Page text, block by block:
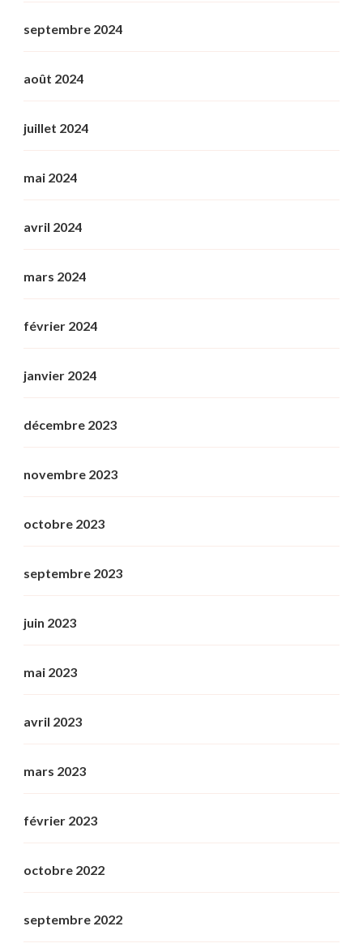
septembre 2024
août 2024
juillet 2024
mai 2024
avril 2024
mars 2024
février 2024
janvier 2024
décembre 2023
novembre 2023
octobre 2023
septembre 2023
juin 2023
mai 2023
avril 2023
mars 2023
février 2023
octobre 2022
septembre 2022